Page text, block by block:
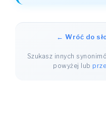
← Wróć do
Szukasz innych
powyżej lub